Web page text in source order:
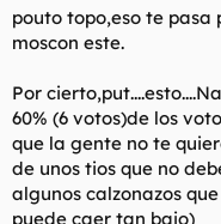
pouto topo,eso te pasa
moscon este.
Por
60% (6 votos)de los
que la gente no te
de unos tios que no
algunos calzonazos
puede caer tan bajo)